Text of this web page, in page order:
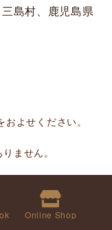
島村、鹿児島県
よせください。
ません。
Online Shop